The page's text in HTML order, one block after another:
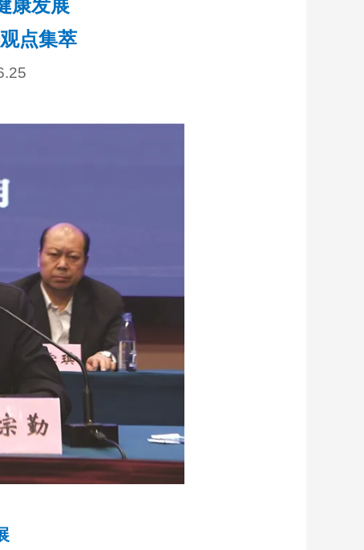
康发展
点集萃